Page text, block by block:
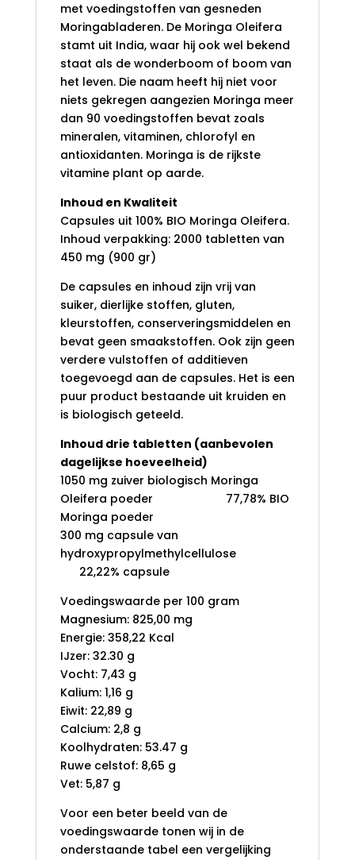
met voedingstoffen van gesneden
Moringabladeren. De Moringa Oleifera
stamt uit India, waar hij ook wel bekend
staat als de wonderboom of boom van
het leven. Die naam heeft hij niet voor
niets gekregen aangezien Moringa meer
dan 90 voedingstoffen bevat zoals
mineralen, vitaminen, chlorofyl en
antioxidanten. Moringa is de rijkste
vitamine plant op aarde.
Inhoud en Kwaliteit
Capsules uit 100% BIO Moringa Oleifera.
Inhoud verpakking: 2000 tabletten van
450 mg (900 gr)
De capsules en inhoud zijn vrij van
suiker, dierlijke stoffen, gluten,
kleurstoffen, conserveringsmiddelen en
bevat geen smaakstoffen. Ook zijn geen
verdere vulstoffen of additieven
toegevoegd aan de capsules. Het is een
puur product bestaande uit kruiden en
is biologisch geteeld.
Inhoud drie tabletten (aanbevolen
dagelijkse hoeveelheid)
1050 mg zuiver biologisch Moringa
Oleifera poeder 77,78% BIO
Moringa poeder
300 mg capsule van
hydroxypropylmethylcellulose
22,22% capsule
Voedingswaarde per 100 gram
Magnesium: 825,00 mg
Energie: 358,22 Kcal
IJzer: 32.30 g
Vocht: 7,43 g
Kalium: 1,16 g
Eiwit: 22,89 g
Calcium: 2,8 g
Koolhydraten: 53.47 g
Ruwe celstof: 8,65 g
Vet: 5,87 g
Voor een beter beeld van de
voedingswaarde tonen wij in de
onderstaande tabel een vergelijking